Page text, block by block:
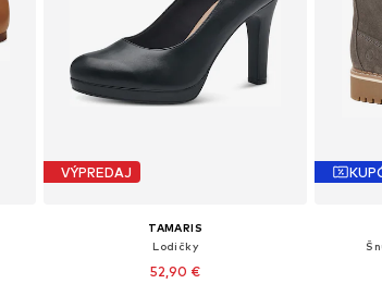
VÝPREDAJ
TAMARIS
Lodičky
52,90 €